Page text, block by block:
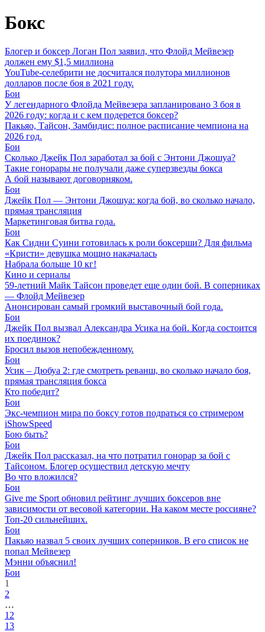
Бокс
Блогер и боксер Логан Пол заявил, что Флойд Мейвезер
должен ему $1,5 миллиона
YouTube-селебрити не досчитался полутора миллионов
долларов после боя в 2021 году.
Бои
У легендарного Флойда Мейвезера запланировано 3 боя в
2026 году: когда и с кем подерется боксер?
Пакьяо, Тайсон, Замбидис: полное расписание чемпиона на
2026 год.
Бои
Сколько Джейк Пол заработал за бой с Энтони Джошуа?
Такие гонорары не получали даже суперзвезды бокса
А бой называют договорняком.
Бои
Джейк Пол — Энтони Джошуа: когда бой, во сколько начало,
прямая трансляция
Маркетинговая битва года.
Бои
Как Сидни Суини готовилась к роли боксерши? Для фильма
«Кристи» девушка мощно накачалась
Набрала больше 10 кг!
Кино и сериалы
59-летний Майк Тайсон проведет еще один бой. В соперниках
— Флойд Мейвезер
Анонсирован самый громкий выставочный бой года.
Бои
Джейк Пол вызвал Александра Усика на бой. Когда состоится
их поединок?
Бросил вызов непобежденному.
Бои
Усик – Дюбуа 2: где смотреть реванш, во сколько начало боя,
прямая трансляция бокса
Кто победит?
Бои
Экс-чемпион мира по боксу готов подраться со стримером
iShowSpeed
Бою быть?
Бои
Джейк Пол рассказал, на что потратил гонорар за бой с
Тайсоном. Блогер осуществил детскую мечту
Во что вложился?
Бои
Give me Sport обновил рейтинг лучших боксеров вне
зависимости от весовой категории. На каком месте россияне?
Топ-20 сильнейших.
Бои
Пакьяо назвал 5 своих лучших соперников. В его список не
попал Мейвезер
Мэнни объяснил!
Бои
1
2
…
12
13